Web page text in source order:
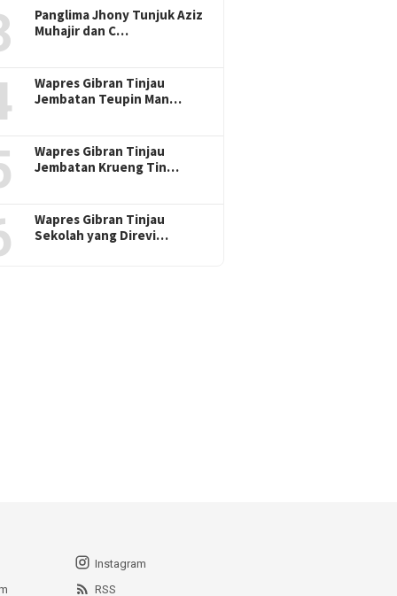
Panglima Jhony Tunjuk Aziz
Muhajir dan C…
Wapres Gibran Tinjau
Jembatan Teupin Man…
Wapres Gibran Tinjau
Jembatan Krueng Tin…
Wapres Gibran Tinjau
Sekolah yang Direvi…
Instagram
RSS